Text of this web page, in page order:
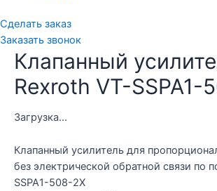
Сделать заказ
Заказать звонок
Клапанный
Rexroth VT-SSPA1-
Загрузка...
Клапанный усилитель для
без электрической обратной связи по
SSPA1-508-2X